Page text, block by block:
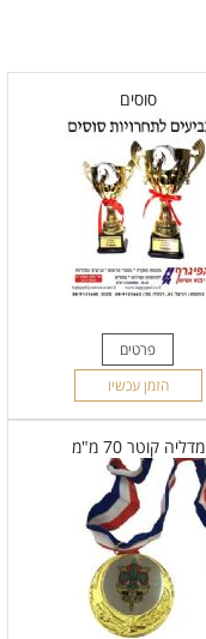
סוסים
פרטים
הזמן עכשיו
מדליה קוטר 70 מ"מ